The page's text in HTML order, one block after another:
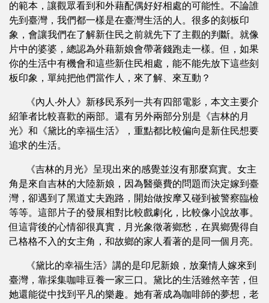
的範本，讓觀眾看到和外藉配偶好好相處的可能性。不論誰
先到臺灣，我們都一樣是在臺灣生活的人。很多的刻板印
象，會讓我們在了解新住民之前就先下了主觀的判斷。就像
片中的婆婆，總認為外藉新娘會帶著錢跑走一樣。但，如果
你的生活中有機會和這些新住民相處，能不能先放下這些刻
板印象，單純把他們當作人，來了解、來互動？
《內人‧外人》新移民系列一共有四部電影，本文主要介
紹筆者比較喜歡的兩部。還有另外兩部分別是《吉林的月
光》和《黛比的幸福生活》，重點都比較偏向是新住民想要
追求的生活。
《吉林的月光》呈現出來的感覺並沒有那麼寫實。女主
角是來自吉林的大陸新娘，因為醫藥費的問題而決定嫁到臺
灣，卻遇到了黑道丈夫跑路，開始做按摩又碰到被警察臨檢
等等。這部片子的發展相對比較戲劇化，比較像小說故事。
但這背後的心情卻很真實，月光象徵著鄉愁，在異鄉覺得自
己格格不入的女主角，和故鄉的家人看著的是同一個月亮。
《黛比的幸福生活》講的是印尼新娘，放棄情人嫁來到
臺灣，靠採集咖啡豆養一家三口。黛比的生活雖然辛苦，但
她還能從中找到平凡的樂趣。她有著成為咖啡師的夢想，老